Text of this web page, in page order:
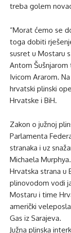
treba golem
“Morat ćemo se
toga dobiti
susret u Mostaru
Antom
Ivicom Ararom.
hrvatski plinski
Hrvatske i BiH.
Zakon o južnoj
Parlamenta
stranaka i uz
Michaela Murphya.
Hrvatska strana u
plinovodom vodi
Mostaru i time
američki
Gas iz Sarajeva.
Južna plinska